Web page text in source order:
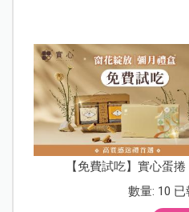
【免費試吃】實心蛋
數量: 10 已